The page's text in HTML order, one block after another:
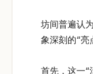
坊间普遍认
象深刻的“亮
首先，这一“